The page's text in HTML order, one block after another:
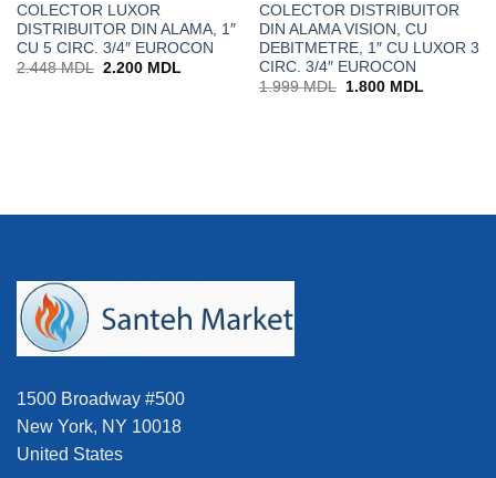
COLECTOR LUXOR
DISTRIBUITOR DIN ALAMA, 1″
CU 5 CIRC. 3/4″ EUROCON
2.448MDL Prețul
2.200 MDLPrețul
COLECTOR DISTRIBUITOR
DIN ALAMA VISION, CU
DEBITMETRE, 1″ CU LUXOR 3
CIRC. 3/4″ EUROCON
1.999MDL
Prețul
1.800 MDLPrețul
1500 Broadway #500
New York, NY 10018
United States